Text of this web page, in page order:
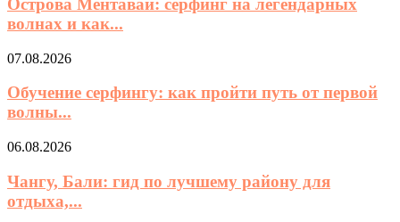
Острова Ментавай: серфинг на легендарных
волнах и как...
07.08.2026
Обучение серфингу: как пройти путь от первой
волны...
06.08.2026
Чангу, Бали: гид по лучшему району для
отдыха,...